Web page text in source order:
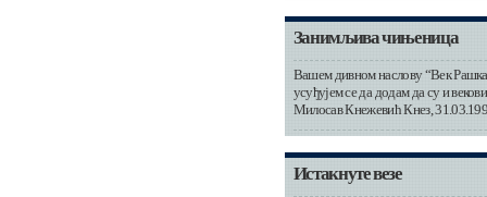
Занимљива чињеница
Вашем дивном наслову “Век
усуђујем се да додам да су и
Милосав Кнежевић Кнез,
Истакнуте везе